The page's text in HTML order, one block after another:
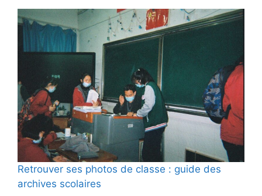
Retrouver ses photos de classe : guide des
archives scolaires